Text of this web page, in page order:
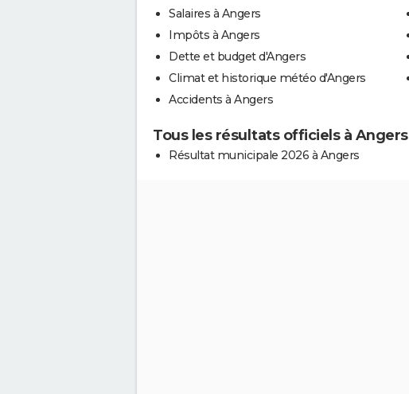
Salaires à Angers
Impôts à Angers
Dette et budget d'Angers
Climat et historique météo d'Angers
Accidents à Angers
Tous les résultats officiels à Angers
Résultat municipale 2026 à Angers